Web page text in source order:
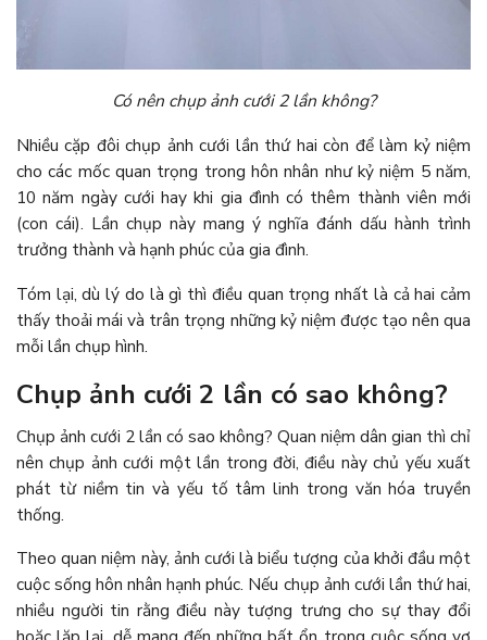
Có nên chụp ảnh cưới 2 lần không?
Nhiều cặp đôi chụp ảnh cưới lần thứ hai còn để làm kỷ niệm
cho các mốc quan trọng trong hôn nhân như kỷ niệm 5 năm,
10 năm ngày cưới hay khi gia đình có thêm thành viên mới
(con cái). Lần chụp này mang ý nghĩa đánh dấu hành trình
trưởng thành và hạnh phúc của gia đình.
Tóm lại, dù lý do là gì thì điều quan trọng nhất là cả hai cảm
thấy thoải mái và trân trọng những kỷ niệm được tạo nên qua
mỗi lần chụp hình.
Chụp ảnh cưới 2 lần có sao không?
Chụp ảnh cưới 2 lần có sao không? Quan niệm dân gian thì chỉ
nên chụp ảnh cưới một lần trong đời, điều này chủ yếu xuất
phát từ niềm tin và yếu tố tâm linh trong văn hóa truyền
thống.
Theo quan niệm này, ảnh cưới là biểu tượng của khởi đầu một
cuộc sống hôn nhân hạnh phúc. Nếu chụp ảnh cưới lần thứ hai,
nhiều người tin rằng điều này tượng trưng cho sự thay đổi